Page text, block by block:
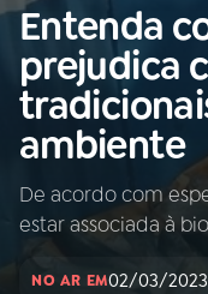
Buscar
na
Rádio
Nacional
01INÍCIO
Entenda
prejudica
ambiente
De acordo com
estar associada à
NO AR EM02/03/2023,